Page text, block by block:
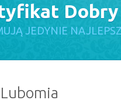
Dobry
JEDYNIE